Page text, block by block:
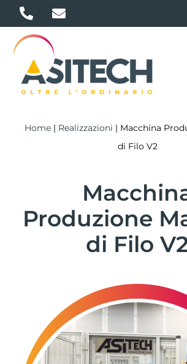
Salta
al
contenuto
REALIZZAZIONI
CHI SIAMO
Home | Realizzazioni | Macchina
di Filo V2
Produzione
di Filo